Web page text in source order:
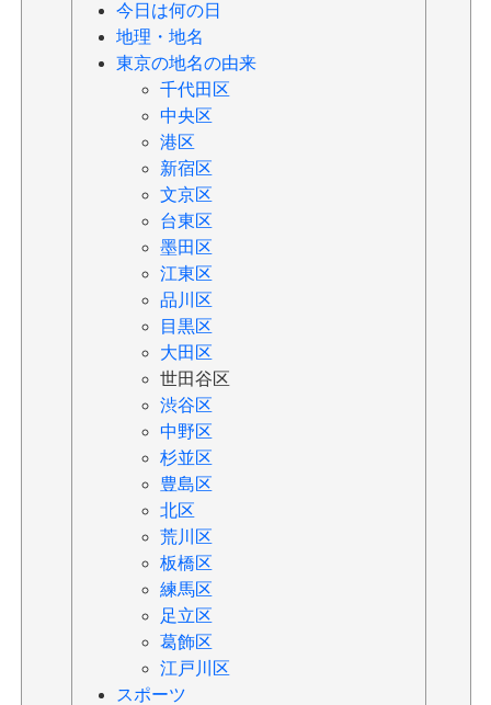
今日は何の日
地理・地名
東京の地名の由来
千代田区
中央区
港区
新宿区
文京区
台東区
墨田区
江東区
品川区
目黒区
大田区
世田谷区
渋谷区
中野区
杉並区
豊島区
北区
荒川区
板橋区
練馬区
足立区
葛飾区
江戸川区
スポーツ